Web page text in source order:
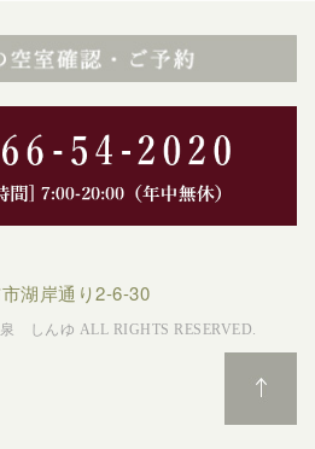
湖岸通り2-6-30
しんゆ ALL RIGHTS RESERVED.